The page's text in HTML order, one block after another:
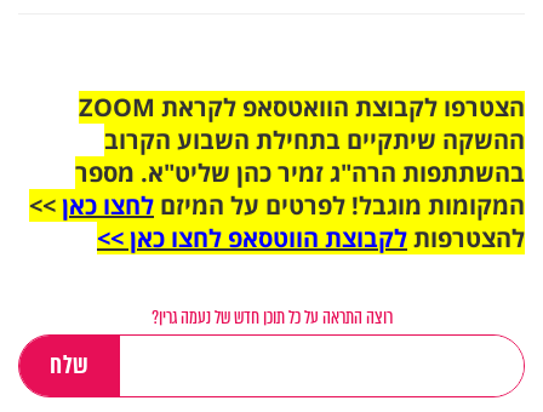
הצטרפו לקבוצת הוואטסאפ לקראת ZOOM
ההשקה שיתקיים בתחילת השבוע הקרוב
בהשתתפות הרה"ג זמיר כהן שליט"א. מספר
המקומות מוגבל! לפרטים על המיזם לחצו כאן>>
להצטרפותלקבוצת הווטסאפ לחצו כאן >>
רוצה התראה על כל תוכן חדש של נעמה גרין?